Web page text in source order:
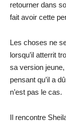
retourner dans
fait avoir cette
Les choses ne
lorsqu’il atterrit
sa version
pensant qu’il a
n’est pas le cas.
Il rencontre